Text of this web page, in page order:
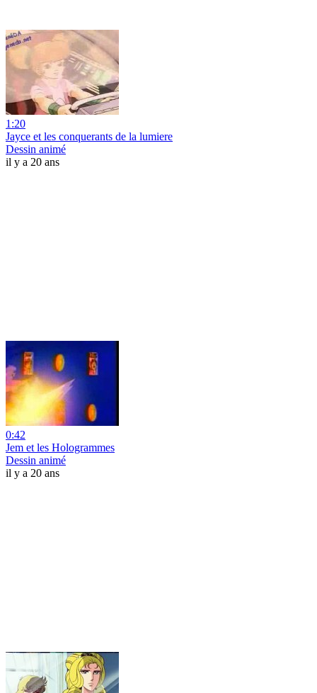
1:20
Jayce et les conquerants de la lumiere
Dessin animé
il y a 20 ans
0:42
Jem et les Hologrammes
Dessin animé
il y a 20 ans